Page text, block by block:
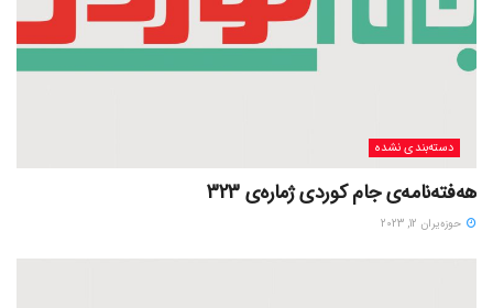
دسته‌بندی نشده
هەفتەنامەی جام کوردی ژمارەی 323
حوزه‌یران 12, 2023